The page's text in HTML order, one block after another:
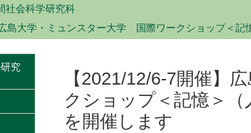
社会科学研究科
島大学・ミュンスター大学 国際ワークショップ＜
【2021/12/6-7開催】
クショップ＜記憶＞（
を開催します
究